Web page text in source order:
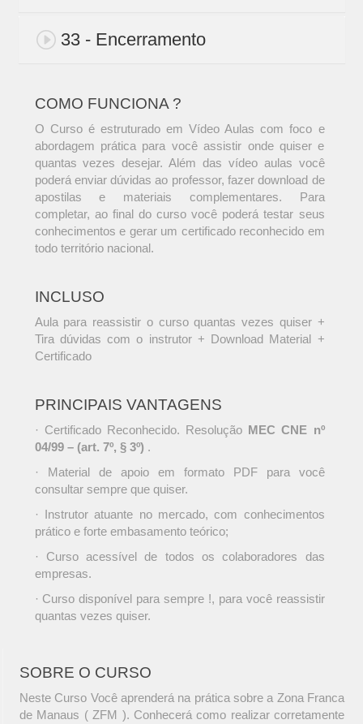
33 - Encerramento
COMO FUNCIONA ?
O Curso é estruturado em Vídeo Aulas com foco e
abordagem prática para você assistir onde quiser e
quantas vezes desejar. Além das vídeo aulas você
poderá enviar dúvidas ao professor, fazer download de
apostilas e materiais complementares. Para
completar, ao final do curso você poderá testar seus
conhecimentos e gerar um certificado reconhecido em
todo território nacional.
INCLUSO
Aula para reassistir o curso quantas vezes quiser +
Tira dúvidas com o instrutor + Download Material +
Certificado
PRINCIPAIS VANTAGENS
· Certificado Reconhecido. Resolução MEC CNE nº
04/99 – (art. 7º, § 3º) .
· Material de apoio em formato PDF para você
consultar sempre que quiser.
· Instrutor atuante no mercado, com conhecimentos
prático e forte embasamento teórico;
· Curso acessível de todos os colaboradores das
empresas.
· Curso disponível para sempre !, para você reassistir
quantas vezes quiser.
SOBRE O CURSO
Neste Curso Você aprenderá na prática sobre a Zona Franca
de Manaus ( ZFM ). Conhecerá como realizar corretamente